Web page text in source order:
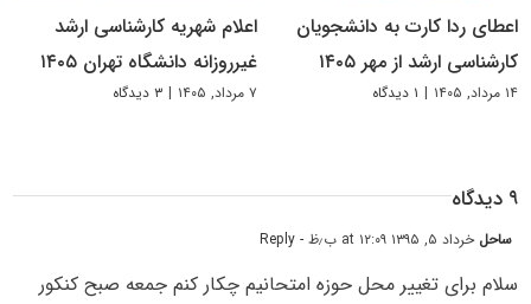
اعطای ردا کارت به دانشجویان
کارشناسی ارشد از مهر ۱۴۰۵
۱۴ مرداد, ۱۴۰۵ | ۱ دیدگاه
اعلام شهریه کارشناسی ارشد
غیرروزانه دانشگاه تهران ۱۴۰۵
۷ مرداد, ۱۴۰۵ | ۳ دیدگاه
۹ دیدگاه
ساحل خرداد ۵, ۱۳۹۵ at ۱۲:۰۹ ب٫ظ - Reply
سلام برای تغییر محل حوزه امتحانیم چکار کنم جمعه صبح کنکور